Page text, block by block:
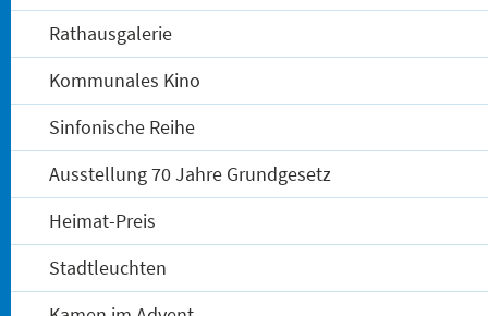
Rathausgalerie
Kommunales Kino
Sinfonische Reihe
Ausstellung 70 Jahre Grundgesetz
Heimat-Preis
Stadtleuchten